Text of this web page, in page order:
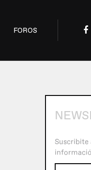
FOROS
Suscribite